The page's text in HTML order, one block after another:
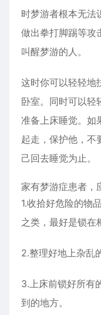
时梦游者根本无法
做出拳打脚踢等攻
叫醒梦游的人。
这时你可以轻轻地
卧室。同时可以轻
准备上床睡觉。如
起走，保护他，不
己回去睡觉为止。
家有梦游症患者，
1.收拾好危险的物
之类，最好是锁在
2.整理好地上杂乱
3.上床前锁好所有
到的地方。